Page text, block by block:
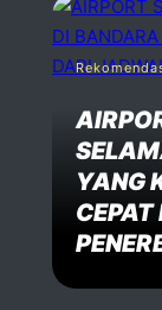
YANG